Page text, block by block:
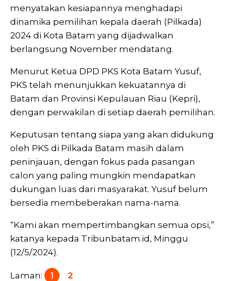
menyatakan kesiapannya menghadapi
dinamika pemilihan kepala daerah (Pilkada)
2024 di Kota Batam yang dijadwalkan
berlangsung November mendatang.
Menurut Ketua DPD PKS Kota Batam Yusuf,
PKS telah menunjukkan kekuatannya di
Batam dan Provinsi Kepulauan Riau (Kepri),
dengan perwakilan di setiap daerah pemilihan.
Keputusan tentang siapa yang akan didukung
oleh PKS di Pilkada Batam masih dalam
peninjauan, dengan fokus pada pasangan
calon yang paling mungkin mendapatkan
dukungan luas dari masyarakat. Yusuf belum
bersedia membeberakan nama-nama.
“Kami akan mempertimbangkan semua opsi,”
katanya kepada Tribunbatam.id, Minggu
(12/5/2024).
Laman: 1 2